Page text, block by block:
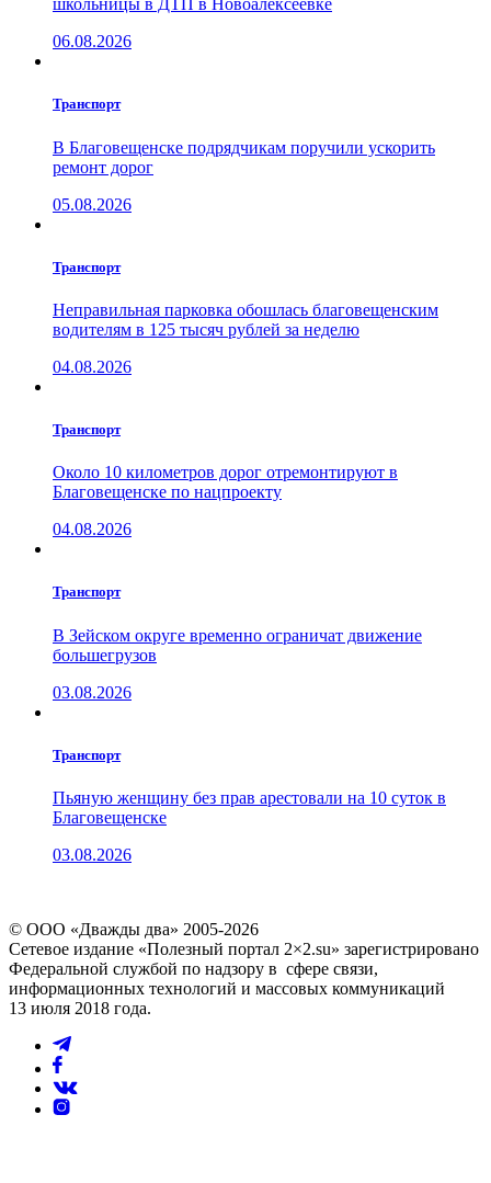
школьницы в ДТП в Новоалексеевке
06.08.2026
Транспорт
В Благовещенске подрядчикам поручили ускорить
ремонт дорог
05.08.2026
Транспорт
Неправильная парковка обошлась благовещенским
водителям в 125 тысяч рублей за неделю
04.08.2026
Транспорт
Около 10 километров дорог отремонтируют в
Благовещенске по нацпроекту
04.08.2026
Транспорт
В Зейском округе временно ограничат движение
большегрузов
03.08.2026
Транспорт
Пьяную женщину без прав арестовали на 10 суток в
Благовещенске
03.08.2026
© ООО «Дважды два» 2005-2026
Сетевое издание «Полезный портал 2×2.su» зарегистрировано
Федеральной службой по надзору в сфере связи,
информационных технологий и массовых коммуникаций
13 июля 2018 года.